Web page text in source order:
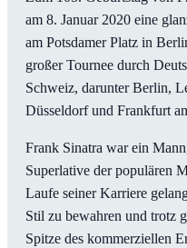
am 8. Januar 2020 eine
am Potsdamer Platz in
großer Tournee durch
Schweiz, darunter Berlin,
Düsseldorf und Frankfurt
Frank Sinatra war ein
Superlative der populären
Laufe seiner Karriere
Stil zu bewahren und trotz
Spitze des kommerziellen